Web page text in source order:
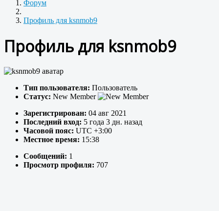
Форум
Профиль для ksnmob9
Профиль для ksnmob9
Тип пользователя: Пользователь
Статус: New Member
Зарегистрирован: 04 авг 2021
Последний вход: 5 года 3 дн. назад
Часовой пояс: UTC +3:00
Местное время: 15:38
Сообщений: 1
Просмотр профиля: 707